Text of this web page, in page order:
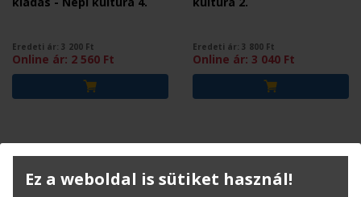
Eredeti ár: 3 200 Ft
Online ár: 2 560 Ft
Eredeti ár: 3 800 Ft
Online ár: 3 040 Ft
Ez a weboldal is sütiket használ!